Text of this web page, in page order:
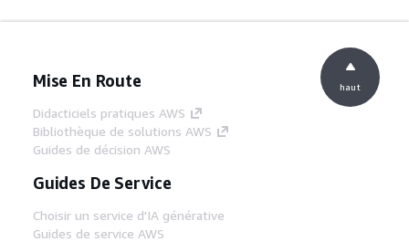
Mise En Route
Didacticiels pratiques AWS
Bibliothèque de solutions AWS
Guides de décision AWS
Guides De Service
Choisir un service d'IA générative
Guides de service AWS
haut